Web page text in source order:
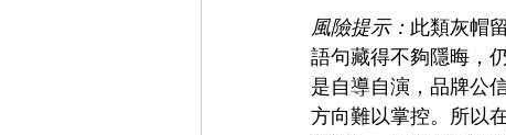
風險提示： 此類灰帽
語句藏得不夠隱晦，
是自導自演，品牌公
方向難以掌控。所以